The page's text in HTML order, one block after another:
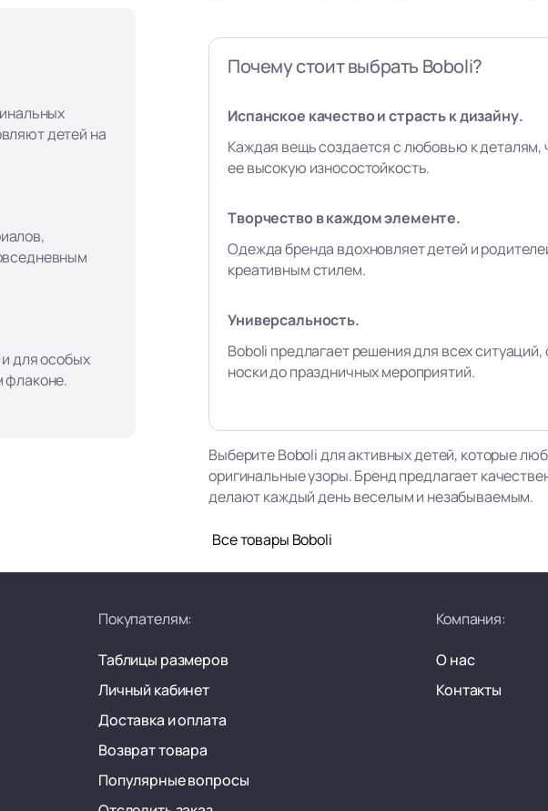
детей на
для особых
флаконе.
Почему стоит выбрать Boboli?
Испанское качество и страсть к дизайну.
Каждая вещь создается с любовью к деталям,
ее высокую износостойкость.
Творчество в каждом элементе.
Одежда бренда вдохновляет детей и
креативным стилем.
Универсальность.
Boboli предлагает решения для всех
носки до праздничных мероприятий.
Выберите Boboli для активных детей, которые
оригинальные узоры. Бренд предлагает
делают каждый день веселым и незабываемым.
Все товары Boboli
Покупателям:
Таблицы размеров
Личный кабинет
Доставка и оплата
Возврат товара
Популярные вопросы
Компания:
О нас
Контакты